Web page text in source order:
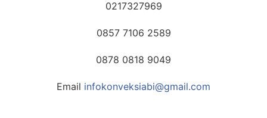
0217327969
0857 7106 2589
0878 0818 9049
Email infokonveksiabi@gmail.com